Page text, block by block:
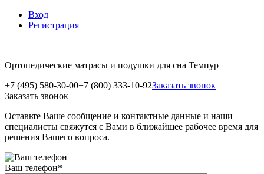
Вход
Регистрация
Ортопедические матрасы и подушки для сна Темпур
+7 (495) 580-30-00+7 (800) 333-10-92Заказать звонок
Заказать звонок
Оставьте Ваше сообщение и контактные данные и наши
специалисты свяжутся с Вами в ближайшее рабочее время для
решения Вашего вопроса.
Ваш телефон*